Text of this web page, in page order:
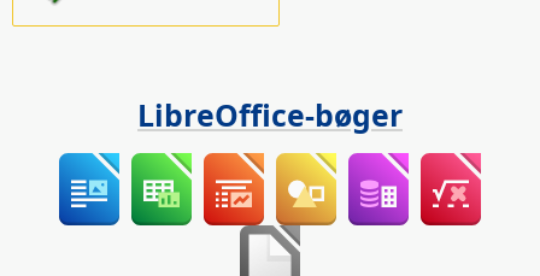
LibreOffice-bøger